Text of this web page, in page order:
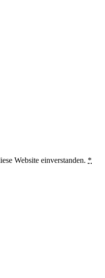
Website einverstanden. *